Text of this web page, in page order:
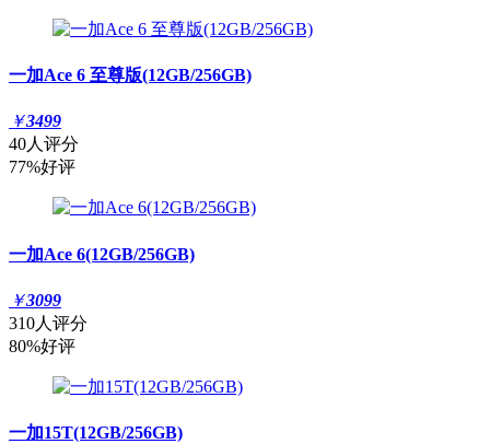
一加Ace 6 至尊版(12GB/256GB)
￥3499
40人评分
77%好评
一加Ace 6(12GB/256GB)
￥3099
310人评分
80%好评
一加15T(12GB/256GB)